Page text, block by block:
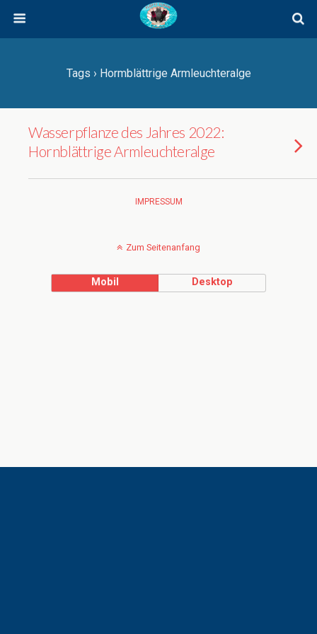
Tags › Hormblättrige Armleuchteralge
Wasserpflanze des Jahres 2022:
Hornblättrige Armleuchteralge
IMPRESSUM
Zum Seitenanfang
Mobil Desktop